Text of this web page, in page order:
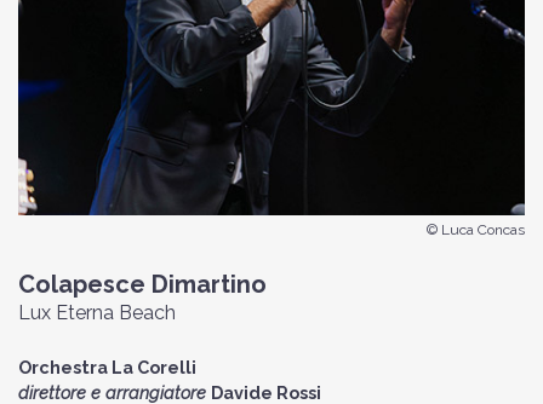
© Luca Concas
Colapesce Dimartino
Lux Eterna Beach
Orchestra La Corelli
direttore e arrangiatore Davide Rossi